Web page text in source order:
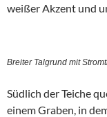
weißer Akzent und
Breiter Talgrund mit
Südlich der Teiche
einem Graben, in